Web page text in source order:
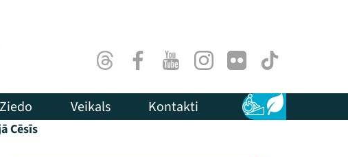
ThreadsFacebookYoutubeInstagram
Flick TikTok
Ziedo Veikals Kontakti Pieejamība
Ilgtspēja
Cēsīs